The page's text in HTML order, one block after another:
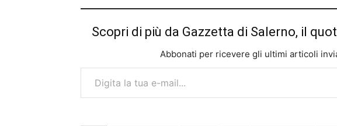
Scopri di più da Gazzetta di Salerno, il
Abbonati per ricevere gli ultimi articoli
Digita la tua e-mail...